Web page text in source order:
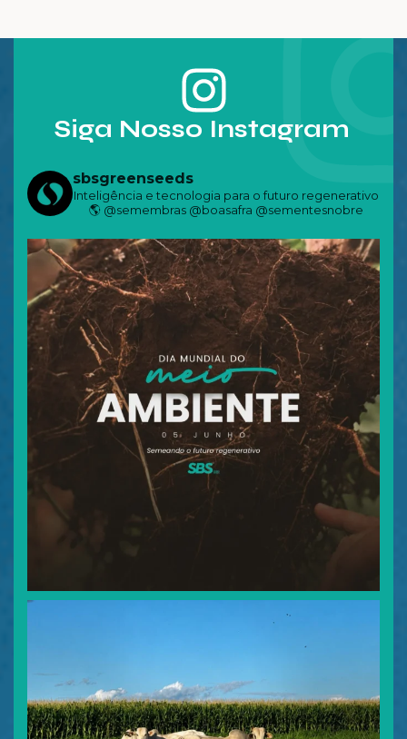
Siga Nosso Instagram
sbsgreenseeds
Inteligência e tecnologia para o futuro regenerativo
🌎 @semembras @boasafra @sementesnobre